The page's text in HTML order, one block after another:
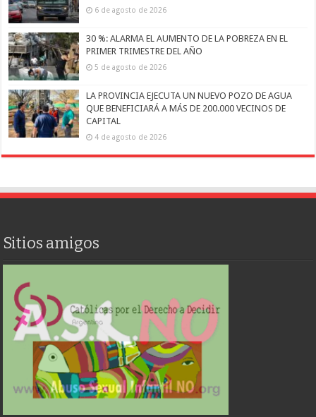
6 de agosto de 2026
30 %: ALARMA EL AUMENTO DE LA POBREZA EN EL
PRIMER TRIMESTRE DEL AÑO
5 de agosto de 2026
LA PROVINCIA EJECUTA UN NUEVO POZO DE AGUA
QUE BENEFICIARÁ A MÁS DE 200.000 VECINOS DE
CAPITAL
4 de agosto de 2026
Sitios amigos